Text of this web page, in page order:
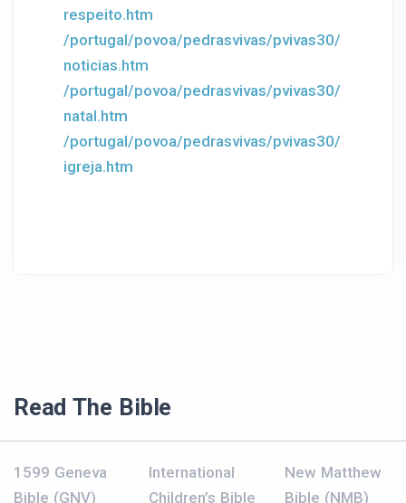
respeito.htm
/portugal/povoa/pedrasvivas/pvivas30/
noticias.htm
/portugal/povoa/pedrasvivas/pvivas30/
natal.htm
/portugal/povoa/pedrasvivas/pvivas30/
igreja.htm
Read The Bible
1599 Geneva
Bible (GNV)
International
Children’s Bible
New Matthew
Bible (NMB)